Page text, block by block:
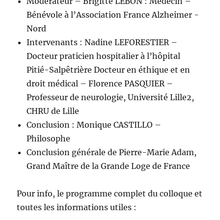
Bénévole à l’Association France Alzheimer -
Nord
Intervenants : Nadine LEFORESTIER –
Docteur praticien hospitalier à l’hôpital
Pitié-Salpêtrière Docteur en éthique et en
droit médical – Florence PASQUIER –
Professeur de neurologie, Université Lille2,
CHRU de Lille
Conclusion : Monique CASTILLO –
Philosophe
Conclusion générale de Pierre-Marie Adam,
Grand Maître de la Grande Loge de France
Pour info, le programme complet du colloque et
toutes les informations utiles :